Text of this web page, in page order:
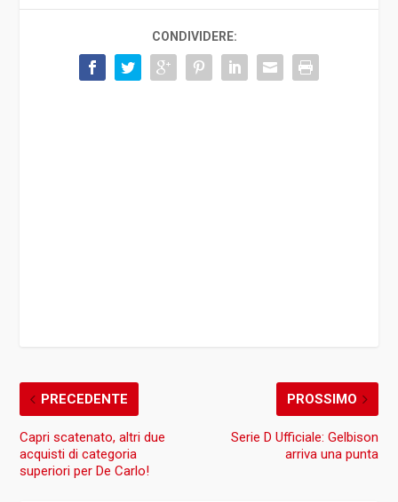
CONDIVIDERE:
PRECEDENTE
Capri scatenato, altri due
acquisti di categoria
superiori per De Carlo!
PROSSIMO
Serie D Ufficiale: Gelbison
arriva una punta